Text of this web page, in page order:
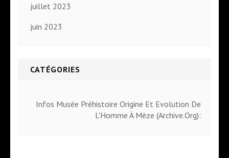
juillet 2023
juin 2023
CATÉGORIES
Infos Musée Préhistoire Origine Et Evolution De
L'Homme À Mèze (Archive.Org):